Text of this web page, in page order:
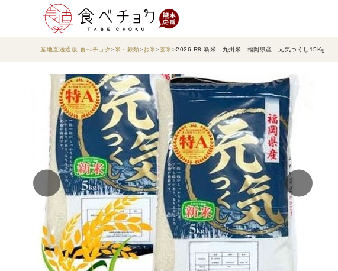
産地直送通販 食べチョク 米・穀類 お米 玄米 2026.R8 新米 九州米 福岡県産 元気つくし15Kg